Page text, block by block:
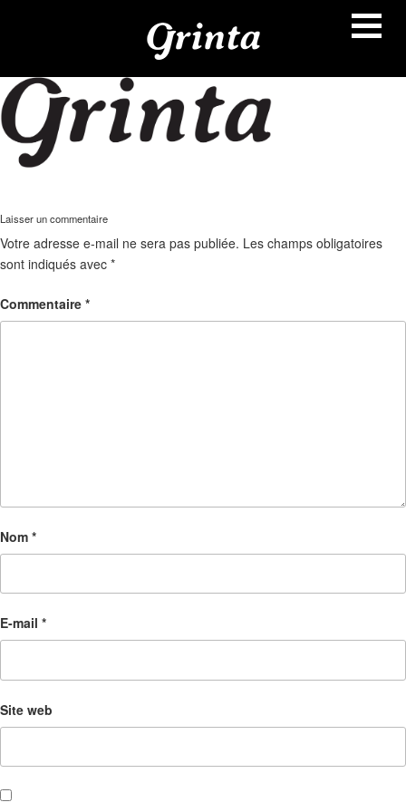
Laisser un commentaire
Votre adresse e-mail ne sera pas publiée. Les champs obligatoires
sont indiqués avec *
Commentaire *
Nom *
E-mail *
Site web